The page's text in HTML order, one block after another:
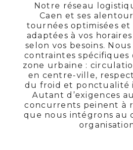
Notre réseau
Caen et ses
tournées optimisées et
adaptées à vos
selon vos besoins.
contraintes spécifiques
zone urbaine :
en centre-ville,
du froid et ponctualité
Autant d’exigences
concurrents peinent à
que nous intégrons